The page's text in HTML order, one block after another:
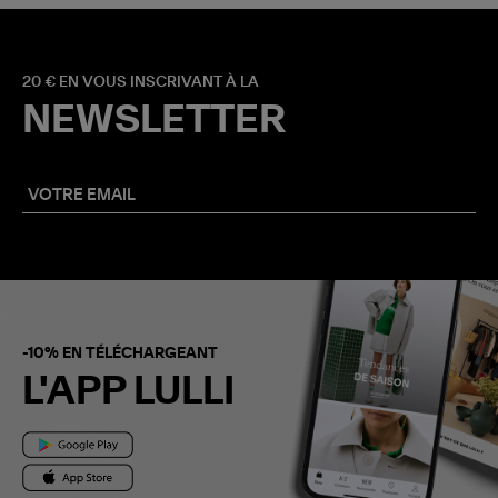
20 € EN VOUS INSCRIVANT À LA
NEWSLETTER
-10% EN TÉLÉCHARGEANT
L'APP LULLI